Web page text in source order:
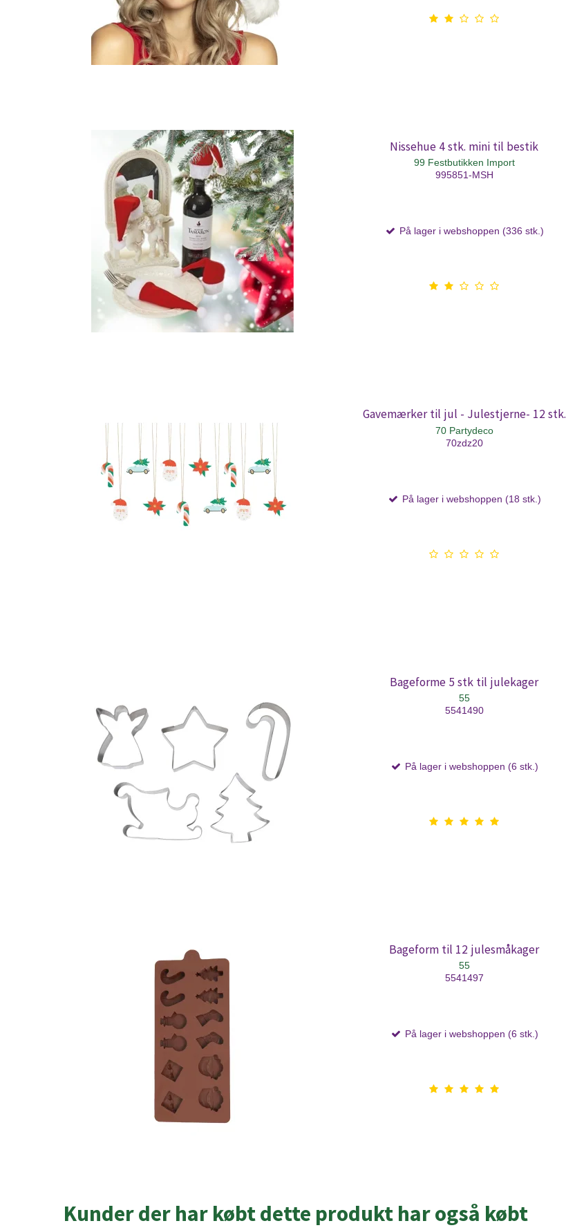
Nissehue 4 stk. mini til bestik
99 Festbutikken Import
995851-MSH
På lager i webshoppen (336 stk.)
Gavemærker til jul - Julestjerne- 12 stk.
70 Partydeco
70zdz20
På lager i webshoppen (18 stk.)
Bageforme 5 stk til julekager
55
5541490
På lager i webshoppen (6 stk.)
Bageform til 12 julesmåkager
55
5541497
På lager i webshoppen (6 stk.)
Kunder der har købt dette produkt har også købt